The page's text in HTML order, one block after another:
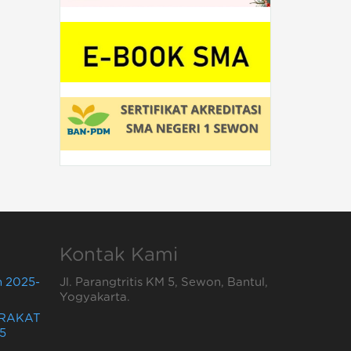
2025-
Kontak Kami
Jl. Parangtritis KM 5, Sewon, Bantul,
Yogyakarta.